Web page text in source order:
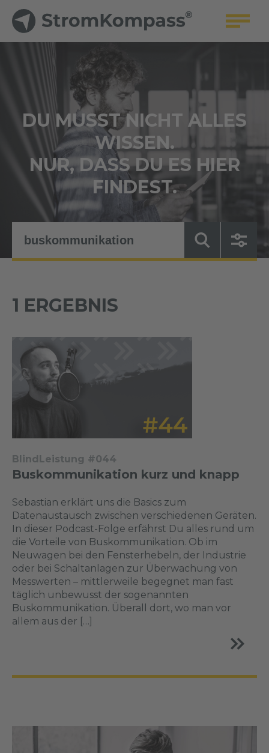
DU MUSST NICHT ALLES
WISSEN.
NUR, DASS DU ES HIER
FINDEST.
1 ERGEBNIS
BlindLeistung #044
Buskommunikation kurz und knapp
Sebastian erklärt uns die Basics zum
Datenaustausch zwischen verschiedenen Geräten.
In dieser Podcast-Folge erfährst Du alles rund um
die Vorteile von Buskommunikation. Ob im
Neuwagen bei den Fensterhebeln, der Industrie
oder bei Schaltanlagen zur Überwachung von
Messwerten – mittlerweile begegnet man fast
täglich unbewusst der sogenannten
Buskommunikation. Überall dort, wo man vor
allem aus der […]